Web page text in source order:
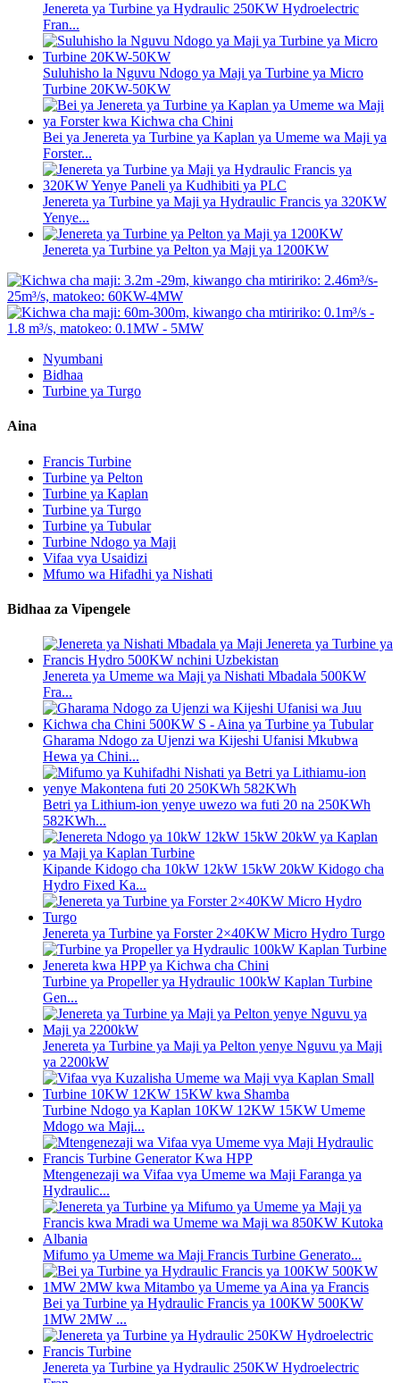
Jenereta ya Turbine ya Hydraulic 250KW Hydroelectric
Fran...
Suluhisho la Nguvu Ndogo ya Maji ya Turbine ya Micro
Turbine 20KW-50KW
Bei ya Jenereta ya Turbine ya Kaplan ya Umeme wa Maji ya
Forster...
Jenereta ya Turbine ya Maji ya Hydraulic Francis ya 320KW
Yenye...
Jenereta ya Turbine ya Pelton ya Maji ya 1200KW
Nyumbani
Bidhaa
Turbine ya Turgo
Aina
Francis Turbine
Turbine ya Pelton
Turbine ya Kaplan
Turbine ya Turgo
Turbine ya Tubular
Turbine Ndogo ya Maji
Vifaa vya Usaidizi
Mfumo wa Hifadhi ya Nishati
Bidhaa za Vipengele
Jenereta ya Umeme wa Maji ya Nishati Mbadala 500KW
Fra...
Gharama Ndogo za Ujenzi wa Kijeshi Ufanisi Mkubwa
Hewa ya Chini...
Betri ya Lithium-ion yenye uwezo wa futi 20 na 250KWh
582KWh...
Kipande Kidogo cha 10kW 12kW 15kW 20kW Kidogo cha
Hydro Fixed Ka...
Jenereta ya Turbine ya Forster 2×40KW Micro Hydro Turgo
Turbine ya Propeller ya Hydraulic 100kW Kaplan Turbine
Gen...
Jenereta ya Turbine ya Maji ya Pelton yenye Nguvu ya Maji
ya 2200kW
Turbine Ndogo ya Kaplan 10KW 12KW 15KW Umeme
Mdogo wa Maji...
Mtengenezaji wa Vifaa vya Umeme wa Maji Faranga ya
Hydraulic...
Mifumo ya Umeme wa Maji Francis Turbine Generato...
Bei ya Turbine ya Hydraulic Francis ya 100KW 500KW
1MW 2MW ...
Jenereta ya Turbine ya Hydraulic 250KW Hydroelectric